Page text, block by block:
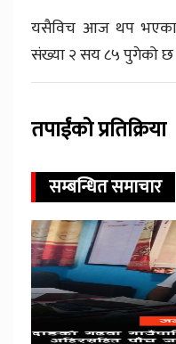
यसैविच आज थप भएका
संख्या २ सय ८५ पुगेको छ
तपाईंको प्रतिक्रिया
सम्बन्धित समाचार